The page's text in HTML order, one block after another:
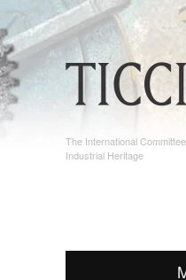
The International
Industrial Heritage